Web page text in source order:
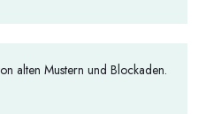
alten Mustern und Blockaden.